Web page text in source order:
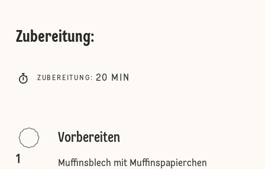
Zubereitung:
ZUBEREITUNG : 20 MIN
1
Vorbereiten
Muffinsblech mit Muffinspapierchen